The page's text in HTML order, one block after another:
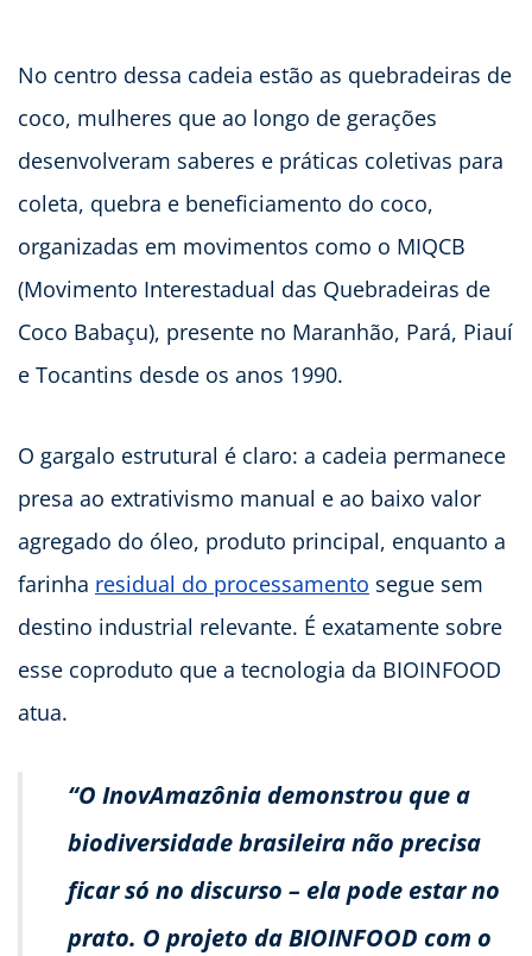
No centro dessa cadeia estão as quebradeiras de
coco, mulheres que ao longo de gerações
desenvolveram saberes e práticas coletivas para
coleta, quebra e beneficiamento do coco,
organizadas em movimentos como o MIQCB
(Movimento Interestadual das Quebradeiras de
Coco Babaçu), presente no Maranhão, Pará, Piauí
e Tocantins desde os anos 1990.
O gargalo estrutural é claro: a cadeia permanece
presa ao extrativismo manual e ao baixo valor
agregado do óleo, produto principal, enquanto a
farinha residual do processamento segue sem
destino industrial relevante. É exatamente sobre
esse coproduto que a tecnologia da BIOINFOOD
atua.
“O InovAmazônia demonstrou que a
biodiversidade brasileira não precisa
ficar só no discurso – ela pode estar no
prato. O projeto da BIOINFOOD com o